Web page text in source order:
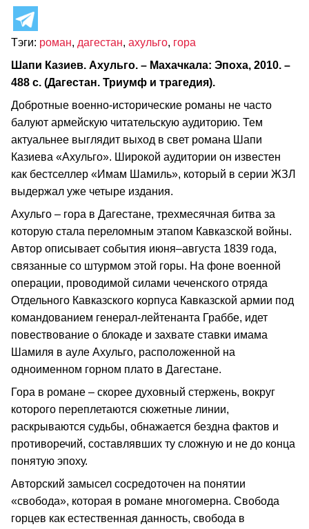
Тэги: роман, дагестан, ахульго, гора
Шапи Казиев. Ахульго. – Махачкала: Эпоха, 2010. –
488 с. (Дагестан. Триумф и трагедия).
Добротные военно-исторические романы не часто
балуют армейскую читательскую аудиторию. Тем
актуальнее выглядит выход в свет романа Шапи
Казиева «Ахульго». Широкой аудитории он известен
как бестселлер «Имам Шамиль», который в серии ЖЗЛ
выдержал уже четыре издания.
Ахульго – гора в Дагестане, трехмесячная битва за
которую стала переломным этапом Кавказской войны.
Автор описывает события июня–августа 1839 года,
связанные со штурмом этой горы. На фоне военной
операции, проводимой силами чеченского отряда
Отдельного Кавказского корпуса Кавказской армии под
командованием генерал-лейтенанта Граббе, идет
повествование о блокаде и захвате ставки имама
Шамиля в ауле Ахульго, расположенной на
одноименном горном плато в Дагестане.
Гора в романе – скорее духовный стержень, вокруг
которого переплетаются сюжетные линии,
раскрываются судьбы, обнажается бездна фактов и
противоречий, составлявших ту сложную и не до конца
понятую эпоху.
Авторский замысел сосредоточен на понятии
«свобода», которая в романе многомерна. Свобода
горцев как естественная данность, свобода в